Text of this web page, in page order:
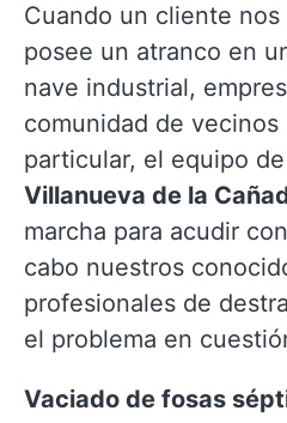
Cuando un cliente
posee un atranco en
nave industrial,
comunidad de vecinos
particular, el equipo de
Villanueva de la
marcha para acudir
cabo nuestros
profesionales de
el problema en
Vaciado de fosas